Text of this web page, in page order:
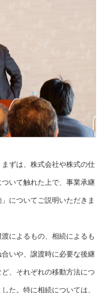
ずは、株式会社や株式の仕
いて触れた上で、事業承継
についてご説明いただきま
によるもの、相続によるも
いや、譲渡時に必要な後継
、それぞれの移動方法につ
た。特に相続については、